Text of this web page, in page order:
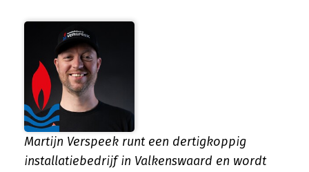
Martijn Verspeek runt een dertigkoppig
installatiebedrijf in Valkenswaard en wordt